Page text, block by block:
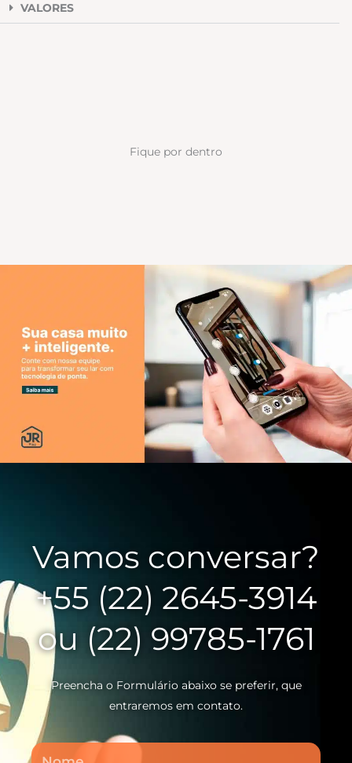
VALORES
Fique por dentro
Vamos conversar?
+55 (22) 2645-3914
ou (22) 99785-1761
Preencha o Formulário abaixo se preferir, que
entraremos em contato.
Nome